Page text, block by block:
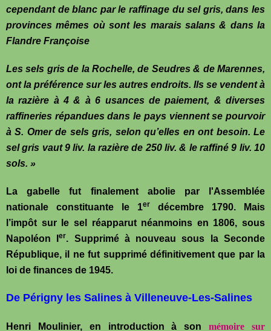
cependant de blanc par le raffinage du sel gris, dans les
provinces mêmes où sont les marais salans & dans la
Flandre Françoise
Les sels gris de la Rochelle, de Seudres & de Marennes,
ont la préférence sur les autres endroits. Ils se vendent à
la razière à 4 & à 6 usances de paiement, & diverses
raffineries répandues dans le pays viennent se pourvoir
à S. Omer de sels gris, selon qu’elles en ont besoin. Le
sel gris vaut 9 liv. la razière de 250 liv. & le raffiné 9 liv. 10
sols. »
La gabelle fut finalement abolie par l'Assemblée
nationale constituante le 1er
décembre 1790. Mais
l’impôt sur le sel réapparut néanmoins en 1806, sous
Napoléon Ier. Supprimé à nouveau sous la Seconde
République, il ne fut supprimé définitivement que par la
loi de finances de 1945.
De Périgny les Salines à Villeneuve-Les-Salines
Henri Moulinier, en introduction à son
mémoire sur